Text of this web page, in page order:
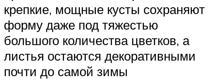
крепкие, мощные кусты сохраняют
форму даже под тяжестью
большого количества цветков, а
листья остаются декоративными
почти до самой зимы